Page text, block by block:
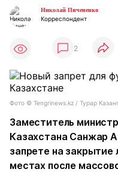
Николай Пичененко
Корреспондент
2
Фото ©️ Tengrinews.kz / Турар
Заместитель
Казахстана Санжар
запрете на
местах после